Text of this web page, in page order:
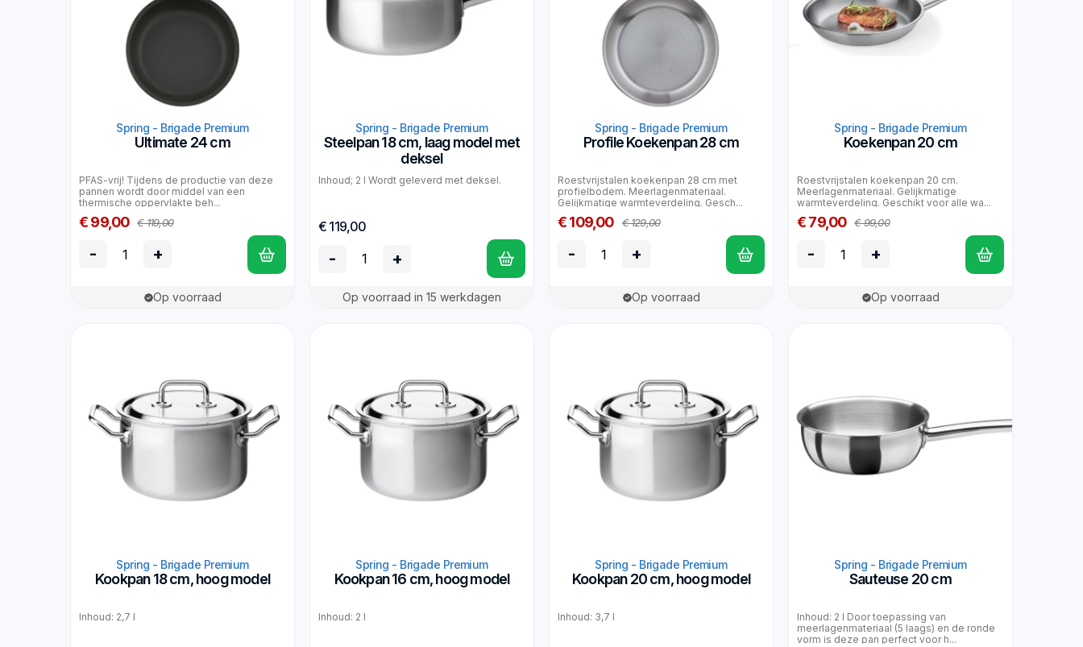
Spring - Brigade Premium
Ultimate 24 cm
PFAS-vrij! Tijdens de productie van deze
pannen wordt door middel van een
thermische oppervlakte beh...
€ 99,00 € 119,00
- +
Op voorraad
Spring - Brigade Premium
Steelpan 18 cm, laag model met
deksel
Inhoud; 2 l Wordt geleverd met deksel.
€ 119,00
- +
Op voorraad in 15 werkdagen
Spring - Brigade Premium
Profile Koekenpan 28 cm
Roestvrijstalen koekenpan 28 cm met
profielbodem. Meerlagenmateriaal.
Gelijkmatige warmteverdeling. Gesch...
€ 109,00 € 129,00
- +
Op voorraad
Spring - Brigade Premium
Koekenpan 20 cm
Roestvrijstalen koekenpan 20 cm.
Meerlagenmateriaal. Gelijkmatige
warmteverdeling. Geschikt voor alle wa...
€ 79,00 € 99,00
- +
Op voorraad
Spring - Brigade Premium
Kookpan 18 cm, hoog model
Inhoud: 2,7 l
Spring - Brigade Premium
Kookpan 16 cm, hoog model
Inhoud: 2 l
Spring - Brigade Premium
Kookpan 20 cm, hoog model
Inhoud: 3,7 l
Spring - Brigade Premium
Sauteuse 20 cm
Inhoud: 2 l Door toepassing van
meerlagenmateriaal (5 laags) en de ronde
vorm is deze pan perfect voor h...